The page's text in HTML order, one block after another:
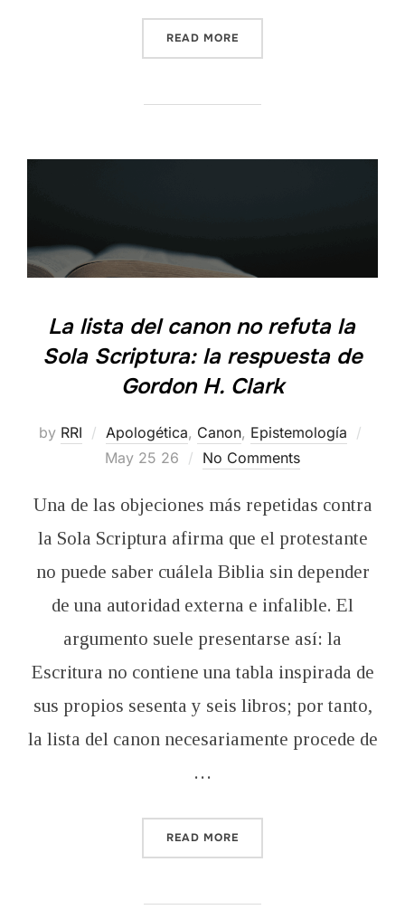
READ MORE
La lista del canon no refuta la
Sola Scriptura: la respuesta de
Gordon H. Clark
by RRI Apologética, Canon, Epistemología
May 25 26 No Comments
Una de las objeciones más repetidas contra
la Sola Scriptura afirma que el protestante
no puede saber cuálela Biblia sin depender
de una autoridad externa e infalible. El
argumento suele presentarse así: la
Escritura no contiene una tabla inspirada de
sus propios sesenta y seis libros; por tanto,
la lista del canon necesariamente procede de
…
READ MORE